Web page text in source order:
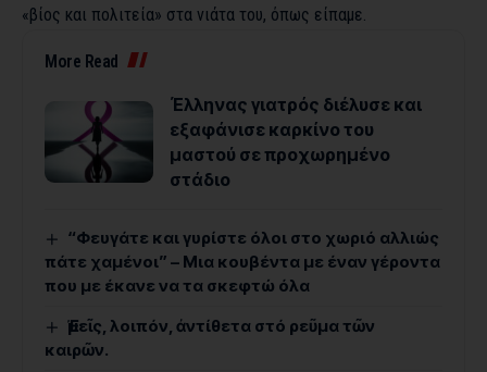
«βίος και πολιτεία» στα νιάτα του, όπως είπαμε.
More Read
Έλληνας γιατρός διέλυσε και
εξαφάνισε καρκίνο του
μαστού σε προχωρημένο
στάδιο
“Φευγάτε και γυρίστε όλοι στο χωριό αλλιώς
πάτε χαμένοι” – Μια κουβέντα με έναν γέροντα
που με έκανε να τα σκεφτώ όλα
Ἐμεῖς, λοιπόν, ἀντίθετα στό ρεῦμα τῶν
καιρῶν.